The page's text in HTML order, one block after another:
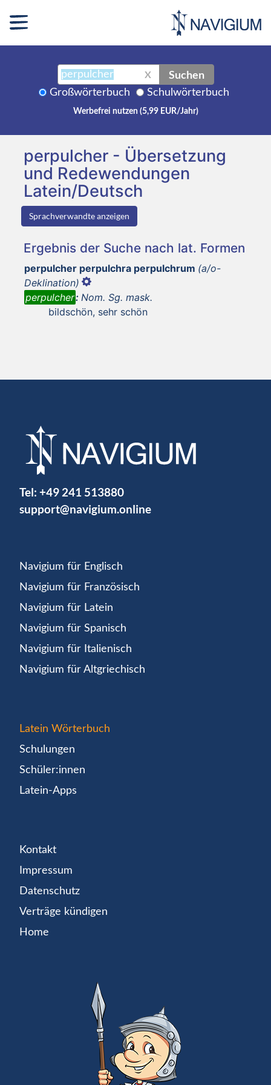
X Suchen
Großwörterbuch Schulwörterbuch
Werbefrei nutzen (5,99 EUR/Jahr)
perpulcher - Übersetzung
und Redewendungen
Latein/Deutsch
Sprachverwandte anzeigen
Ergebnis der Suche nach lat. Formen
perpulcher perpulchra perpulchrum (a/o-
Deklination)
perpulcher: Nom. Sg. mask.
bildschön, sehr schön
Tel: +49 241 513880
support@navigium.online
Navigium für Englisch
Navigium für Französisch
Navigium für Latein
Navigium für Spanisch
Navigium für Italienisch
Navigium für Altgriechisch
Latein Wörterbuch
Schulungen
Schüler:innen
Latein-Apps
Kontakt
Impressum
Datenschutz
Verträge kündigen
Home